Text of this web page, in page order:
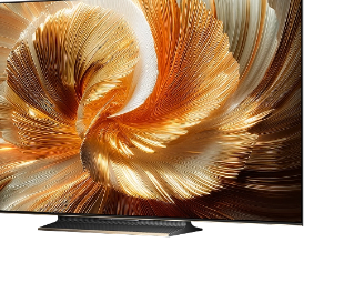
пылесос
Aqua10
Roller
White
Робот-пылесос
Dreame Aqua10
Ultra Roller
Complete Black
Посмотреть все